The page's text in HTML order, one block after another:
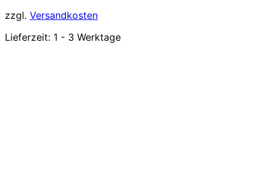
zzgl. Versandkosten
Lieferzeit: 1 - 3 Werktage